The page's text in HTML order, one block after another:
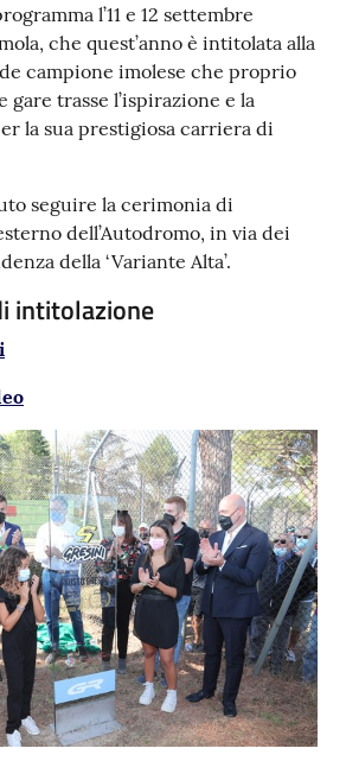
l’11 e 12 settembre
che quest’anno è intitolata alla
campione imolese che proprio
gare trasse l’ispirazione e la
la sua prestigiosa carriera di
seguire la cerimonia di
dell’Autodromo, in via dei
della ‘Variante Alta’.
intitolazione